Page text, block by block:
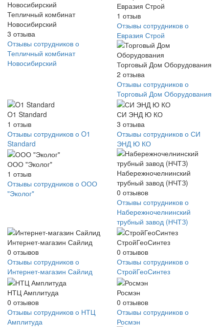
Тепличный комбинат
Новосибирский
3 отзыва
Отзывы сотрудников о
Тепличный комбинат
Новосибирский
Евразия Строй
1 отзыв
Отзывы сотрудников о
Евразия Строй
Торговый Дом Оборудования
2 отзыва
Отзывы сотрудников о
Торговый Дом Оборудования
O1 Standard
1 отзыв
Отзывы сотрудников о O1
Standard
СИ ЭНД Ю КО
3 отзыва
Отзывы сотрудников о СИ
ЭНД Ю КО
ООО "Эколог"
1 отзыв
Отзывы сотрудников о ООО
"Эколог"
Набережночелнинский
трубный завод (НЧТЗ)
0 отзывов
Отзывы сотрудников о
Набережночелнинский
трубный завод (НЧТЗ)
Интернет-магазин Сайлид
0 отзывов
Отзывы сотрудников о
Интернет-магазин Сайлид
СтройГеоСинтез
0 отзывов
Отзывы сотрудников о
СтройГеоСинтез
НТЦ Амплитуда
0 отзывов
Отзывы сотрудников о НТЦ
Амплитуда
Росмэн
0 отзывов
Отзывы сотрудников о
Росмэн